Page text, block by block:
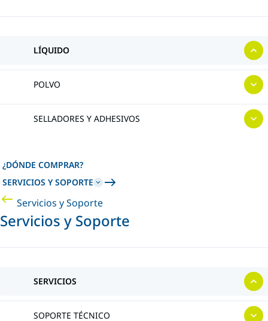
LÍQUIDO
POLVO
SELLADORES Y ADHESIVOS
¿DÓNDE COMPRAR?
SERVICIOS Y SOPORTE
Servicios y Soporte
Servicios y Soporte
SERVICIOS
SOPORTE TÉCNICO